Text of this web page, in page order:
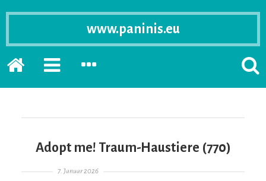
www.paninis.eu
Startseite
PRIMÄRE
ERWEITERN
SEKUNDÄRE
ERWEITERN
Adopt me! Traum-Haustiere (770)
Gepostet am
7. Januar 2026